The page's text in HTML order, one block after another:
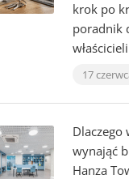
krok po
poradnik
właścicieli
17
Dlaczego
wynająć
Hanza